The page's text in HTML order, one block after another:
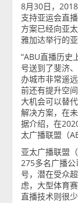
8月30日，
支持亚运会直
方案已经向亚
雅加达举行的
“ABU直播历史
号送到了斐济
办城市非常遥
前还有提升空
大机会可以替
解决方案，在
据介绍，在
太广播联盟（
亚太广播联盟
275多名广播
号，潜在受众
虑，大型体育
直播技术则很少